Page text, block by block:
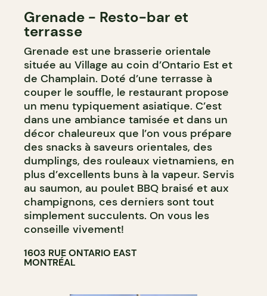
Grenade - Resto-bar et
terrasse
Grenade est une brasserie orientale
située au Village au coin d’Ontario Est et
de Champlain. Doté d’une terrasse à
couper le souffle, le restaurant propose
un menu typiquement asiatique. C’est
dans une ambiance tamisée et dans un
décor chaleureux que l’on vous prépare
des snacks à saveurs orientales, des
dumplings, des rouleaux vietnamiens, en
plus d’excellents buns à la vapeur. Servis
au saumon, au poulet BBQ braisé et aux
champignons, ces derniers sont tout
simplement succulents. On vous les
conseille vivement!
1603 RUE ONTARIO EAST
MONTRÉAL